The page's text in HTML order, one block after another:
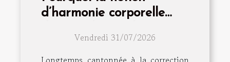
d’harmonie corporelle
intervention
Vendredi 31/07/2026